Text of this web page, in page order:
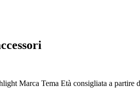
Marca Tema Età consigliata a partire